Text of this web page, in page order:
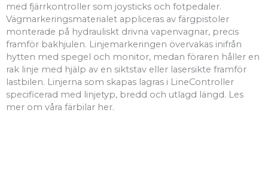
med fjärrkontroller som joysticks och fotpedaler.
Vägmarkeringsmaterialet appliceras av färgpistoler
monterade på hydrauliskt drivna vapenvagnar, precis
framför bakhjulen. Linjemarkeringen övervakas inifrån
hytten med spegel och monitor, medan föraren håller en
rak linje med hjälp av en siktstav eller lasersikte framför
lastbilen. Linjerna som skapas lagras i LineController
specificerad med linjetyp, bredd och utlagd längd. Les
mer om våra färbilar her.